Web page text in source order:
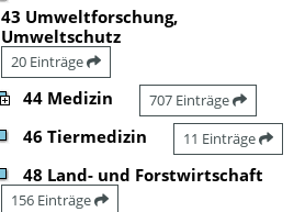
43 Umweltforschung,
Umweltschutz
20 Einträge
44 Medizin 707 Einträge
46 Tiermedizin 11 Einträge
48 Land- und Forstwirtschaft
156 Einträge